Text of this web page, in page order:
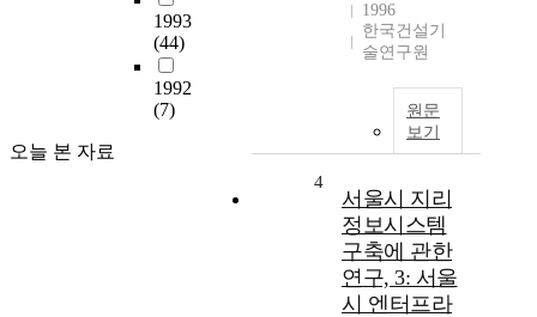
1993
(44)
1992
(7)
오늘 본 자료
1996
한국건설기
술연구원
원문
보기
4
서울시 지리
정보시스템
구축에 관한
연구, 3: 서울
시 엔터프라